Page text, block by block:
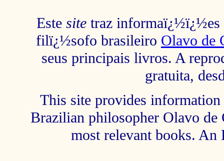
Este site traz informaï¿½ï¿½es
filï¿½sofo brasileiro Olavo de
seus principais livros. A
gratuita,
This site provides
Brazilian philosopher Olavo de
most relevant books.